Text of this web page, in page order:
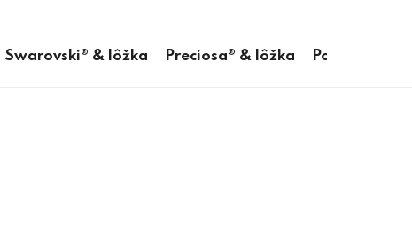
Swarovski® & lôžka Preciosa® & lôžka Pomôcky